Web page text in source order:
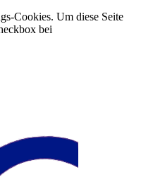
Cookies. Um diese Seite
bei